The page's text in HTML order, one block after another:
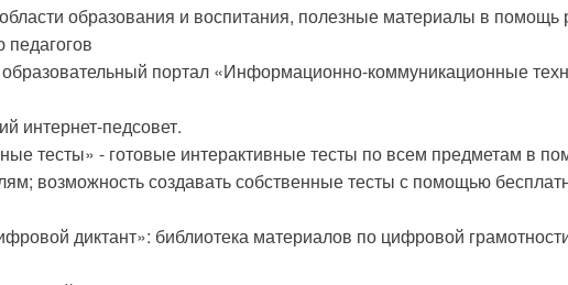
образования и воспитания, полезные материалы в помощь
портал «Информационно-коммуникационные
интернет-педсовет.
тесты» - готовые интерактивные тесты по всем предметам в
возможность создавать собственные тесты с помощью
диктант»: библиотека материалов по цифровой